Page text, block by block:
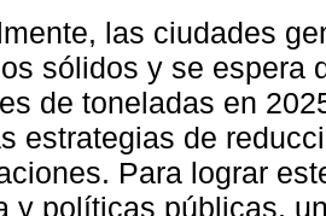
las ciudades
sólidos y se espera
de toneladas en
estrategias de
Para lograr
y políticas públicas,